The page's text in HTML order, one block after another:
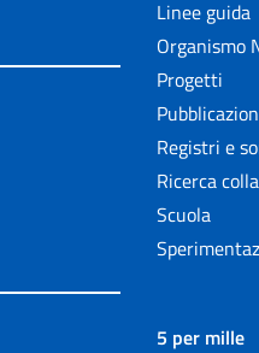
Linee guida
Organismo
Progetti
Registri e
Ricerca
Scuola
5 per mille